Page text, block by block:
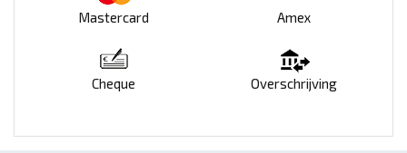
Mastercard Amex
Cheque Overschrijving